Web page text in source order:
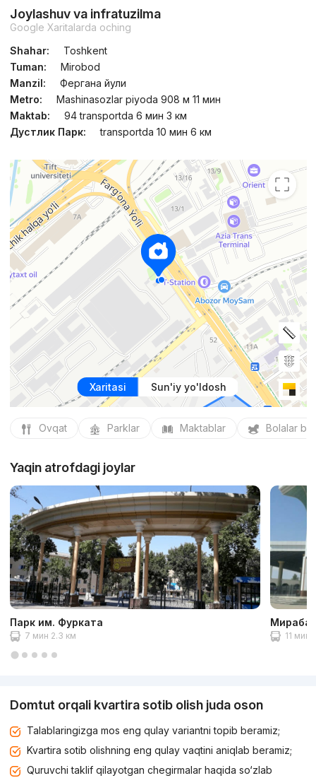
Joylashuv va infratuzilma
Google Xaritalarda oching
Shahar:
Toshkent
Tuman:
Mirobod
Manzil:
Фергана йули
Metro:
Mashinasozlar piyoda 908 м 11 мин
Maktab:
94 transportda 6 мин 3 км
Дустлик Парк:
transportda 10 мин 6 км
Xaritasi Sun'iy yo'ldosh
Ovqat Parklar Maktablar Bolalar
Yaqin atrofdagi joylar
Парк им. Фурката
7 мин 2.3 км 11 мин
Domtut orqali kvartira sotib olish juda oson
Talablaringizga mos eng qulay variantni topib beramiz;
Kvartira sotib olishning eng qulay vaqtini aniqlab beramiz;
Quruvchi taklif qilayotgan chegirmalar haqida so‘zlab